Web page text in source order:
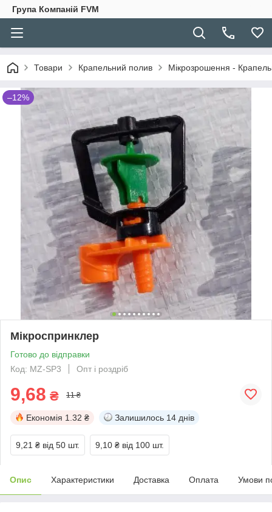
Група Компаній FVM
Товари Крапельний полив Мікрозрошення -
–12%
Мікроспринклер
Готово до відправки
Код: MZ-SP3
Опт і роздріб
9,68 ₴ 11 ₴
Економія 1.32 ₴ Залишилось 14 днів
9,21 ₴ від 50 шт. 9,10 ₴ від 100 шт.
Опис Характеристики Доставка Оплата Умови